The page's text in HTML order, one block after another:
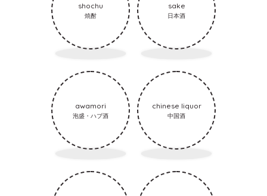
shochu
焼酎
sake
日本酒
awamori
泡盛・ハブ酒
chinese liquor
中国酒